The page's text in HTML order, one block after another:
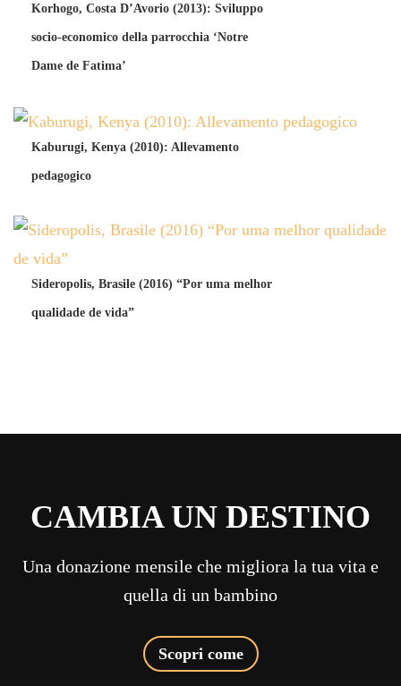
Korhogo, Costa D’Avorio (2013): Sviluppo
socio-economico della parrocchia ‘Notre
Dame de Fatima’
Kaburugi, Kenya (2010): Allevamento
pedagogico
Sideropolis, Brasile (2016) “Por uma melhor
qualidade de vida”
CAMBIA UN DESTINO
Una donazione mensile che migliora la tua vita e
quella di un bambino
Scopri come